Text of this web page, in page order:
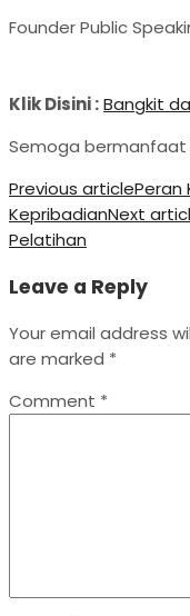
Founder Public
Klik Disini :Bangkit
Semoga bermanfaat
Previous articlePeran
KepribadianNext
Pelatihan
Leave a Reply
Your email address
are marked *
Comment *